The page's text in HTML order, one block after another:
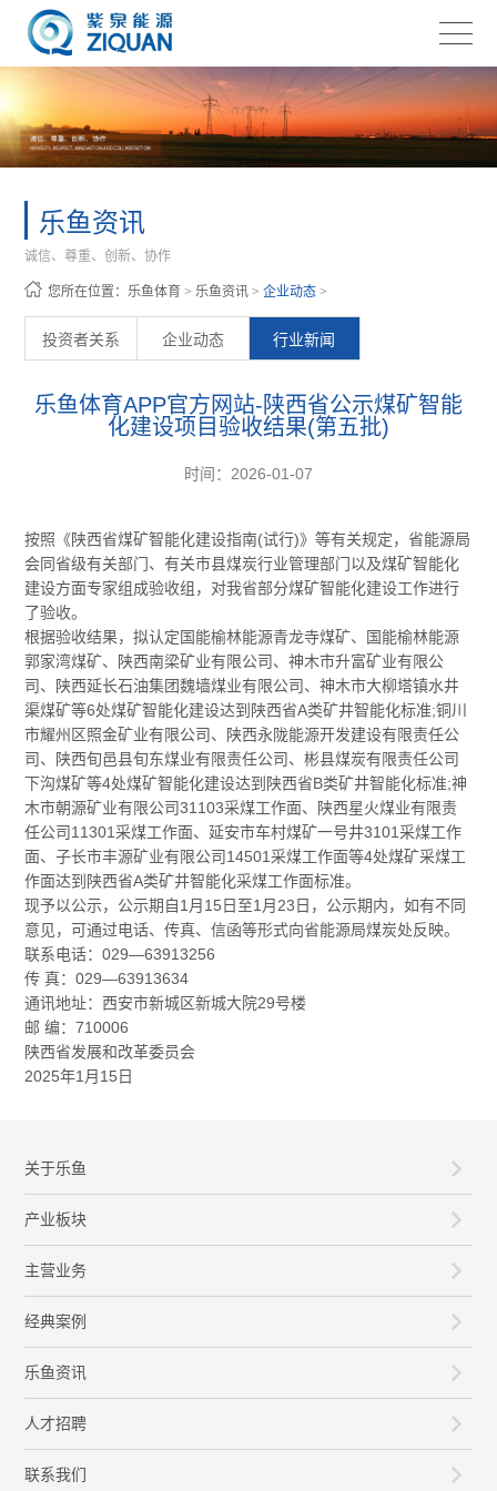
乐鱼资讯
诚信、尊重、创新、协作
您所在位置：乐鱼体育 >乐鱼资讯 >企业动态 >
投资者关系 企业动态 行业新闻
乐鱼体育APP官方网站-陕西省公示煤矿智能
化建设项目验收结果(第五批)
时间：2026-01-07
按照《陕西省煤矿智能化建设指南(试行)》等有关规定，省能源局
会同省级有关部门、有关市县煤炭行业管理部门以及煤矿智能化
建设方面专家组成验收组，对我省部分煤矿智能化建设工作进行
了验收。
根据验收结果，拟认定国能榆林能源青龙寺煤矿、国能榆林能源
郭家湾煤矿、陕西南梁矿业有限公司、神木市升富矿业有限公
司、陕西延长石油集团魏墙煤业有限公司、神木市大柳塔镇水井
渠煤矿等6处煤矿智能化建设达到陕西省A类矿井智能化标准;铜川
市耀州区照金矿业有限公司、陕西永陇能源开发建设有限责任公
司、陕西旬邑县旬东煤业有限责任公司、彬县煤炭有限责任公司
下沟煤矿等4处煤矿智能化建设达到陕西省B类矿井智能化标准;神
木市朝源矿业有限公司31103采煤工作面、陕西星火煤业有限责
任公司11301采煤工作面、延安市车村煤矿一号井3101采煤工作
面、子长市丰源矿业有限公司14501采煤工作面等4处煤矿采煤工
作面达到陕西省A类矿井智能化采煤工作面标准。
现予以公示，公示期自1月15日至1月23日，公示期内，如有不同
意见，可通过电话、传真、信函等形式向省能源局煤炭处反映。
联系电话：029—63913256
传 真：029—63913634
通讯地址：西安市新城区新城大院29号楼
邮 编：710006
陕西省发展和改革委员会
2025年1月15日
关于乐鱼
产业板块
主营业务
经典案例
乐鱼资讯
人才招聘
联系我们